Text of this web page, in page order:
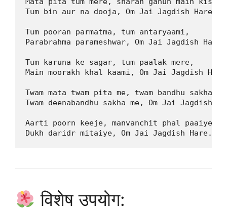
Tum bin aur na dooja, Om Jai Jagdish Hare...
Tum pooran parmatma, tum antaryaami,
Parabrahma parameshwar, Om Jai Jagdish
Tum karuna ke sagar, tum paalak mere,
Main moorakh khal kaami, Om Jai Jagdish
Twam mata twam pita me, twam bandhu sakha
Twam deenabandhu sakha me, Om Jai Jagdish
Aarti poorn keeje, manvanchit phal paaiye,
विशेष उपयोग: